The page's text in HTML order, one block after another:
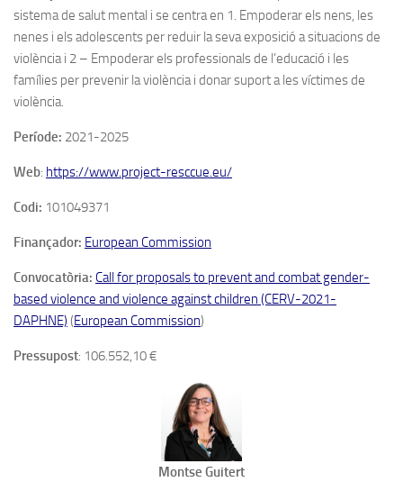
sistema de salut mental i se centra en 1. Empoderar els nens, les
nenes i els adolescents per reduir la seva exposició a situacions de
violència i 2 – Empoderar els professionals de l’educació i les
famílies per prevenir la violència i donar suport a les víctimes de
violència.
Període: 2021-2025
Web: https://www.project-resccue.eu/
Codi: 101049371
Finançador: European Commission
Convocatòria: Call for proposals to prevent and combat gender-
based violence and violence against children (CERV-2021-
DAPHNE) (European Commission)
Pressupost: 106.552,10 €
Montse Guitert